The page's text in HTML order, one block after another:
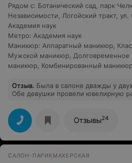
Рядом с: Ботанический сад парк
Независимости
Логойский тракт, ул.
Академия наук
Метро: Академия наук
Маникюр: Аппаратный маникюр
Мужской маникюр
Долговременное
маникюр
Комбинированный маникюр
Отзыв. Была в салоне дважды у
Обе девушки провели ювелирную
сломались под корень из-за
рекомендации на будущее и
последовать совету в будущем на
протестировать. Девушки - мастера
Отзывы24
САЛОН-ПАРИКМАХЕРСКАЯ